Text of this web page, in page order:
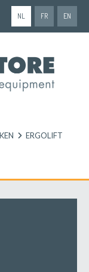
NL FR EN
ERGOLIFT